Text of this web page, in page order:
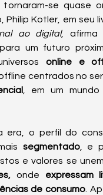
se quase
Philip Kotler, em seu
ao digital, afirma
um futuro
online e
, em um
era, o perfil do
segmentado, e
onde expressam
de consumo .